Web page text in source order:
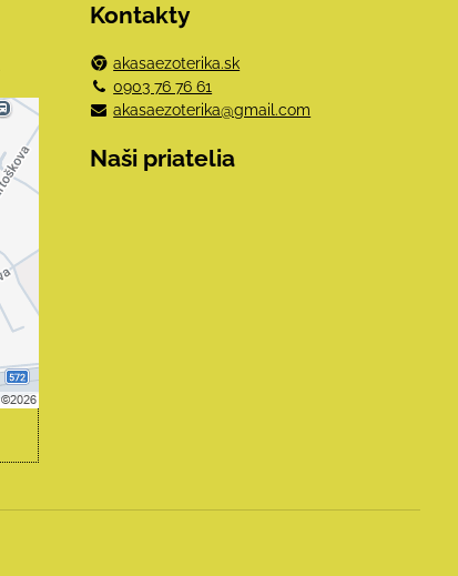
Kontakty
akasaezoterika.sk
0903 76 76 61
akasaezoterika@gmail.com
Naši priatelia